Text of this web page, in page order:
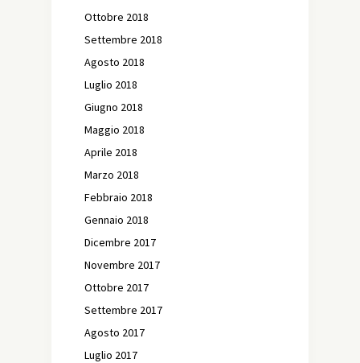
Ottobre 2018
Settembre 2018
Agosto 2018
Luglio 2018
Giugno 2018
Maggio 2018
Aprile 2018
Marzo 2018
Febbraio 2018
Gennaio 2018
Dicembre 2017
Novembre 2017
Ottobre 2017
Settembre 2017
Agosto 2017
Luglio 2017